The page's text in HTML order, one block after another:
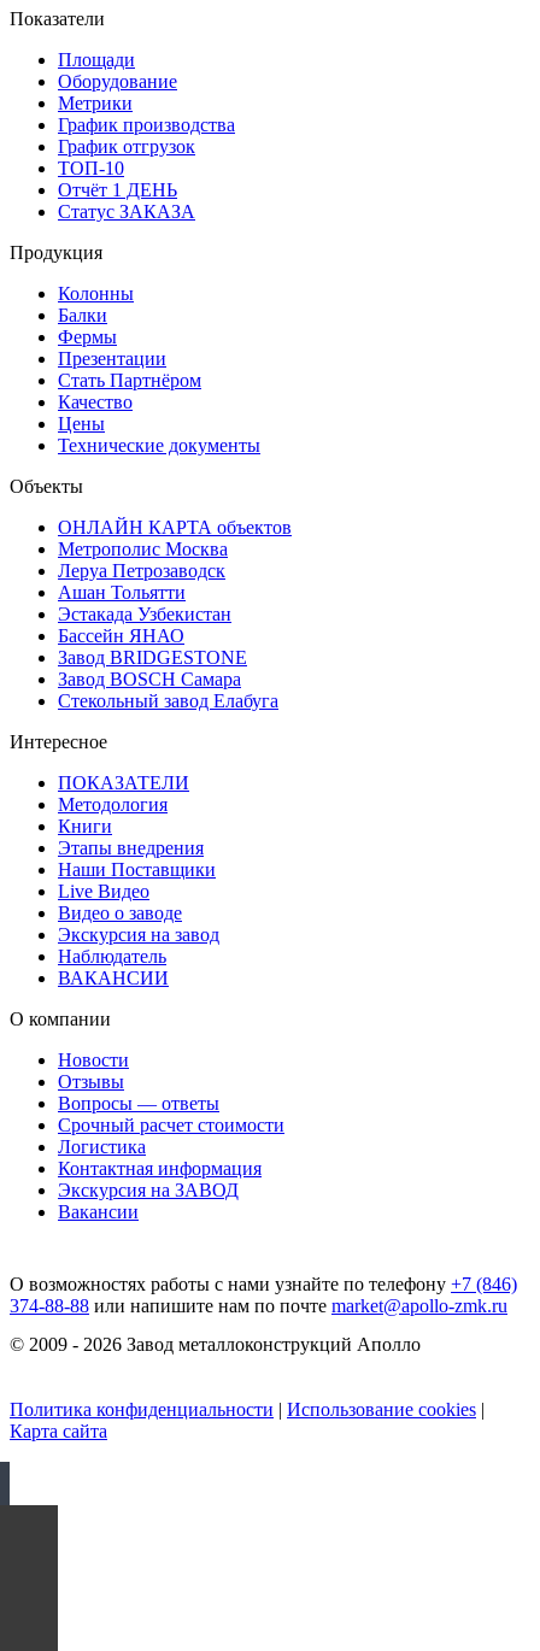
Показатели
Площади
Оборудование
Метрики
График производства
График отгрузок
ТОП-10
Отчёт 1 ДЕНЬ
Статус ЗАКАЗА
Продукция
Колонны
Балки
Фермы
Презентации
Стать Партнёром
Качество
Цены
Технические документы
Объекты
ОНЛАЙН КАРТА объектов
Метрополис Москва
Леруа Петрозаводск
Ашан Тольятти
Эстакада Узбекистан
Бассейн ЯНАО
Завод BRIDGESTONE
Завод BOSCH Самара
Стекольный завод Елабуга
Интересное
ПОКАЗАТЕЛИ
Методология
Книги
Этапы внедрения
Наши Поставщики
Live Видео
Видео о заводе
Экскурсия на завод
Наблюдатель
ВАКАНСИИ
О компании
Новости
Отзывы
Вопросы — ответы
Срочный расчет стоимости
Логистика
Контактная информация
Экскурсия на ЗАВОД
Вакансии
О возможностях работы с нами узнайте по телефону +7 (846)
374-88-88 или напишите нам по почте market@apollo-zmk.ru
© 2009 - 2026 Завод металлоконструкций Аполло
Политика конфиденциальности Использование cookies
Карта сайта